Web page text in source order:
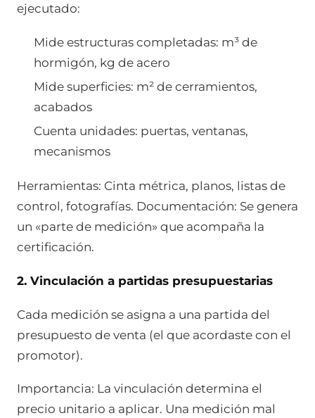
ejecutado:
Mide estructuras completadas: m³ de
hormigón, kg de acero
Mide superficies: m² de cerramientos,
acabados
Cuenta unidades: puertas, ventanas,
mecanismos
Herramientas: Cinta métrica, planos, listas de
control, fotografías. Documentación: Se genera
un «parte de medición» que acompaña la
certificación.
2. Vinculación a partidas presupuestarias
Cada medición se asigna a una partida del
presupuesto de venta (el que acordaste con el
promotor).
Importancia: La vinculación determina el
precio unitario a aplicar. Una medición mal